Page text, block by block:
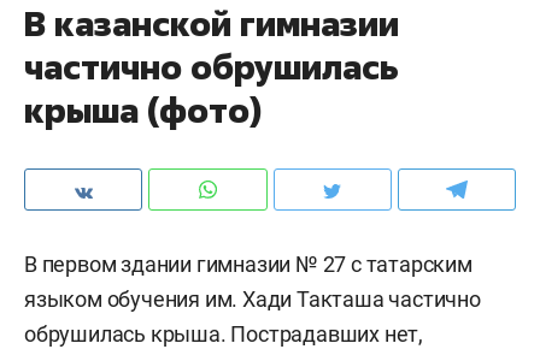
В казанской гимназии
частично обрушилась
крыша (фото)
В первом здании гимназии № 27 с татарским
языком обучения им. Хади Такташа частично
обрушилась крыша. Пострадавших нет,